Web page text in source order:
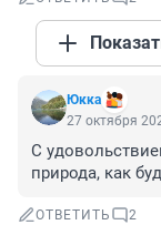
Юкка
27 октября
С
природа, как
ОТВЕТИТЬ 2